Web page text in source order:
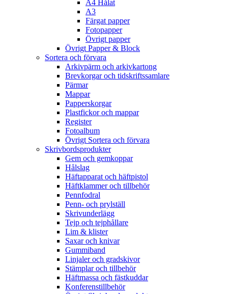
A4 Hålat
A3
Färgat papper
Fotopapper
Övrigt papper
Övrigt Papper & Block
Sortera och förvara
Arkivpärm och arkivkartong
Brevkorgar och tidskriftssamlare
Pärmar
Mappar
Papperskorgar
Plastfickor och mappar
Register
Fotoalbum
Övrigt Sortera och förvara
Skrivbordsprodukter
Gem och gemkoppar
Hålslag
Häftapparat och häftpistol
Häftklammer och tillbehör
Pennfodral
Penn- och prylställ
Skrivunderlägg
Tejp och tejphållare
Lim & klister
Saxar och knivar
Gummiband
Linjaler och gradskivor
Stämplar och tillbehör
Häftmassa och fästkuddar
Konferenstillbehör